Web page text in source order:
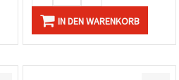
IN DEN WARENKORB